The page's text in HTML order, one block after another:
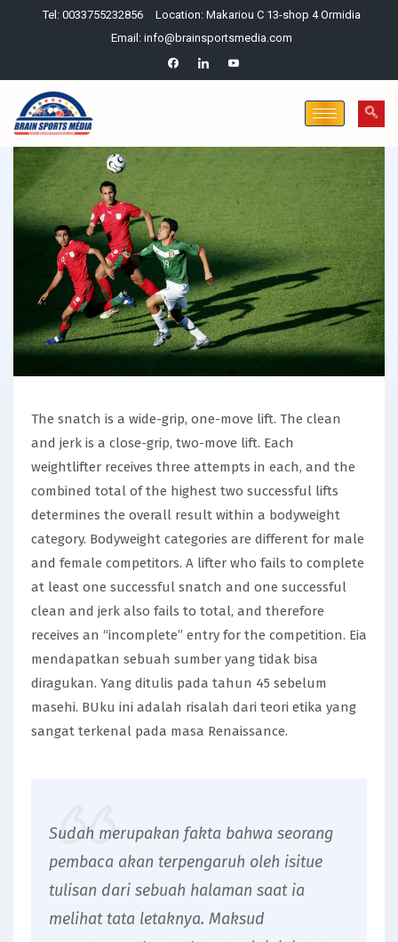
Tel: 0033755232856
Location: Makariou C 13-shop 4 Ormidia
Email: info@brainsportsmedia.com
The snatch is a wide-grip, one-move lift. The clean
and jerk is a close-grip, two-move lift. Each
weightlifter receives three attempts in each, and the
combined total of the highest two successful lifts
determines the overall result within a bodyweight
category. Bodyweight categories are different for male
and female competitors. A lifter who fails to complete
at least one successful snatch and one successful
clean and jerk also fails to total, and therefore
receives an “incomplete” entry for the competition. Eia
mendapatkan sebuah sumber yang tidak bisa
diragukan. Yang ditulis pada tahun 45 sebelum
masehi. BUku ini adalah risalah dari teori etika yang
sangat terkenal pada masa Renaissance.
Sudah merupakan fakta bahwa seorang
pembaca akan terpengaruh oleh isitue
tulisan dari sebuah halaman saat ia
melihat tata letaknya. Maksud